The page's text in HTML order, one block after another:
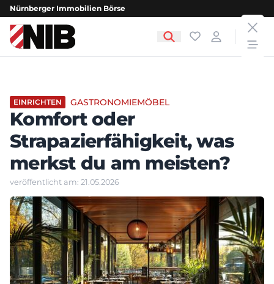
Nürnberger Immobilien Börse
NIB - Nürnberger Immobilien Börse Favoriten
Login
EINRICHTEN GASTRONOMIEMÖBEL
Komfort oder
Strapazierfähigkeit, was
merkst du am meisten?
veröffentlicht am: 21.05.2026